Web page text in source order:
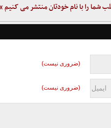
شما را با نام خودتان منتشر می کنیم
(ضروری نیست)
(ضروری نیست)